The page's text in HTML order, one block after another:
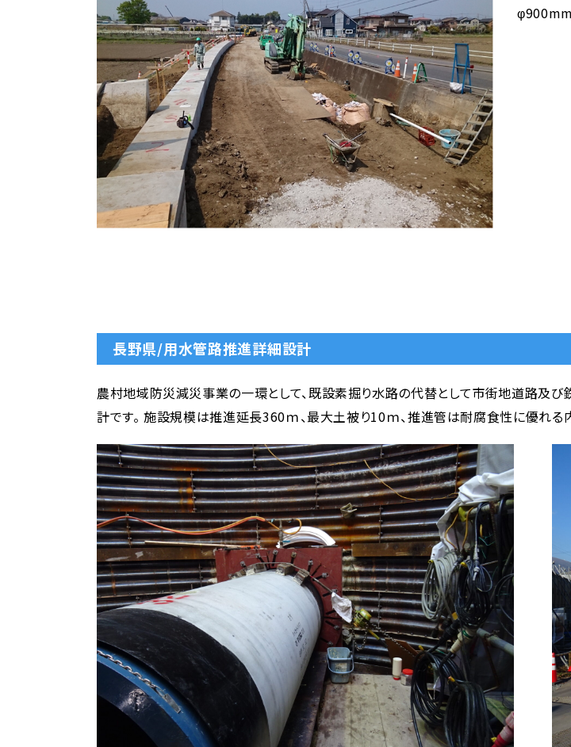
φ900mm
長野県/用水管路推進詳細設計
農村地域防災減災事業の一環として、既設素掘り水路の代替として市街地道路及
計です。 施設規模は推進延長360ｍ、最大土被り10ｍ、推進管は耐腐食性に優れる